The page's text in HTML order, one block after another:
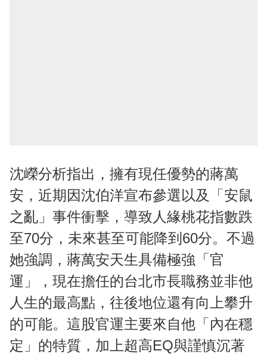
沈嶸分析指出，擁有現任優勢的蔣萬
安，近期因沈伯洋宣布參選以及「安鼠
之亂」事件衝擊，導致人緣桃花指數跌
至70分，未來甚至可能降到60分。不過
她強調，蔣萬安天生具備極強「官
運」，現在擔任的台北市長職務並非他
人生的最高點，往後地位還有向上攀升
的可能。這股官運主要來自他「內在穩
定」的特質，加上超高EQ與謹慎沉著